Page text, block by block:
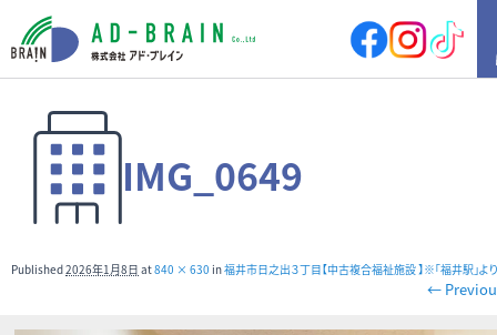
HOME
買いたい
売地
店舗付住宅
マンション
IMG_0649
Published2026年1月8日 at840 × 630 in福井市日之出３丁目【中古複合福祉施設 】※「福井駅」よ
←